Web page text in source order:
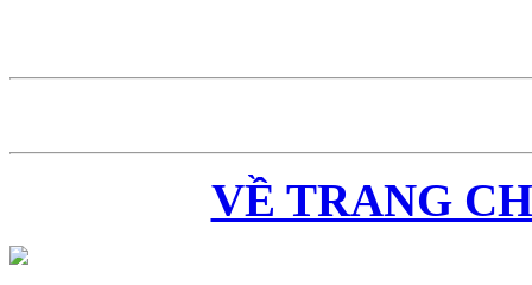
VỀ TRANG